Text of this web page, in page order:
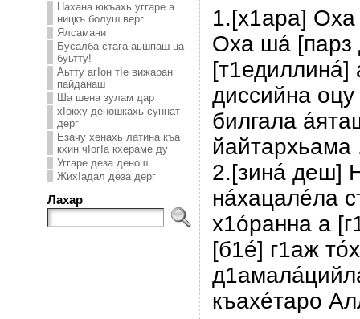
Нахана юкъахь уггаре а
ницкъ болуш верг
Ялсамани
Бусалба стага аьшпаш ца
буьтту!
Аьтту агIон тIе вижаран
пайданаш
Ша шена зулам дар
хIокху деношкахь суннат
дерг
Езачу хенахь латина къа
кхин чIогIа кхераме ду
Уггаре деза денош
ЖихIадал деза дерг
Лахар
1.[х1ара]
Оха шá [парз
[т1едиллинá]
диссийна оцу
билгала
йайтархьама
2.[зинá деш]
нáхацалéла
х1óранна а
[б1é] г1аж
къахéтаро